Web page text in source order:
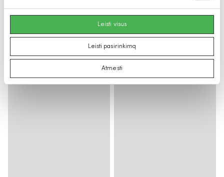
Leisti visus
Leisti pasirinkimą
Atmesti